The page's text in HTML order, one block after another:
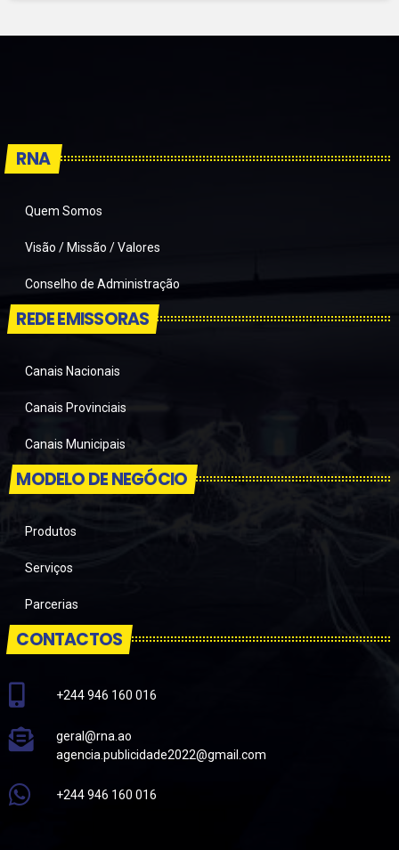
RNA
Quem Somos
Visão / Missão / Valores
Conselho de Administração
REDE EMISSORAS
Canais Nacionais
Canais Provinciais
Canais Municipais
MODELO DE NEGÓCIO
Produtos
Serviços
Parcerias
CONTACTOS
+244 946 160 016
geral@rna.ao
agencia.publicidade2022@gmail.com
+244 946 160 016